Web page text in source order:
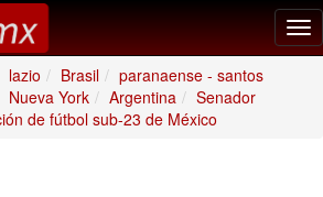
lazio Brasil
paranaense - santos
Nueva York Argentina
Senador
de fútbol sub-23 de México